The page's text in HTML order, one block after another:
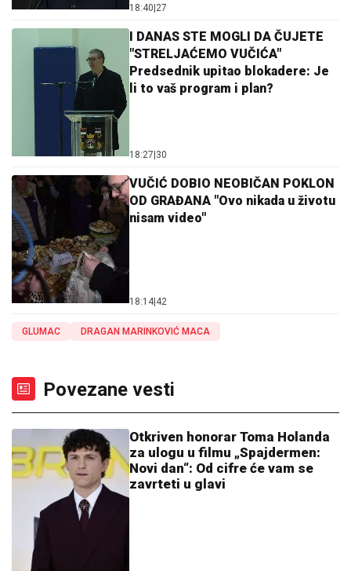
18:40|27
I DANAS STE MOGLI DA ČUJETE
"STRELJAĆEMO VUČIĆA"
Predsednik upitao blokadere: Je
li to vaš program i plan?
18:27|30
VUČIĆ DOBIO NEOBIČAN POKLON
OD GRAĐANA "Ovo nikada u životu
nisam video"
18:14|42
GLUMAC DRAGAN MARINKOVIĆ MACA
Povezane vesti
Otkriven honorar Toma Holanda
za ulogu u filmu „Spajdermen:
Novi dan“: Od cifre će vam se
zavrteti u glavi